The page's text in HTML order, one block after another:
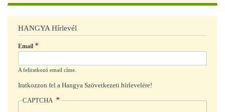
HANGYA Hírlevél
Email
A feliratkozó email címe.
Iratkozzon fel a Hangya Szövetkezeti hírlevelére!
CAPTCHA